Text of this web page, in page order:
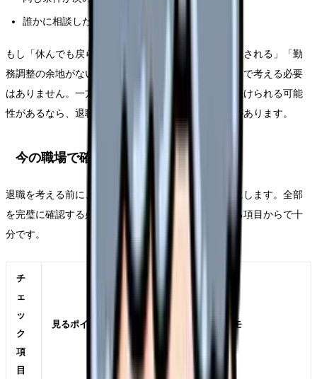
誰かに相談した時、具体的な改善案が出たか
もし「休んでも戻らない」「相談しても人格否定で返される」「勤
務調整の余地がない」なら、今の職場に残る前提だけで考える必要
はありません。一方で、部署や勤務形態を変えれば続けられる可能
性があるなら、退職前にその選択肢を確認する価値があります。
今の職場で確認したいチェックリスト
退職を考える前に、今の職場で確認できることを表にします。全部
を完璧に確認する必要はありません。自分に関係する項目からで十
分です。
チ
ェ
ッ
ク
項
目
見るポイント メモ